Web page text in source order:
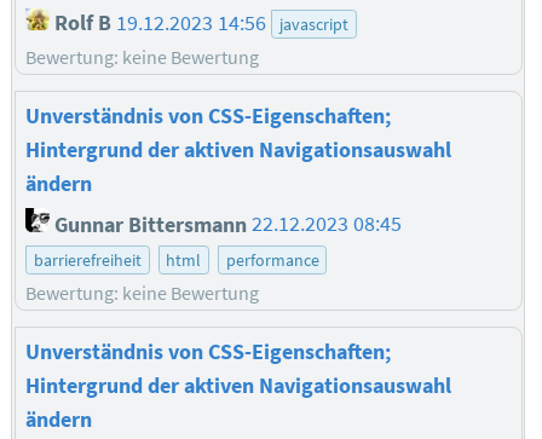
Rolf B 19.12.2023 14:56 javascript
Bewertung: keine Bewertung
Unverständnis von CSS-Eigenschaften;
Hintergrund der aktiven Navigationsauswahl
ändern
Gunnar Bittersmann22.12.2023 08:45
barrierefreiheit html performance
Bewertung: keine Bewertung
Unverständnis von CSS-Eigenschaften;
Hintergrund der aktiven Navigationsauswahl
ändern